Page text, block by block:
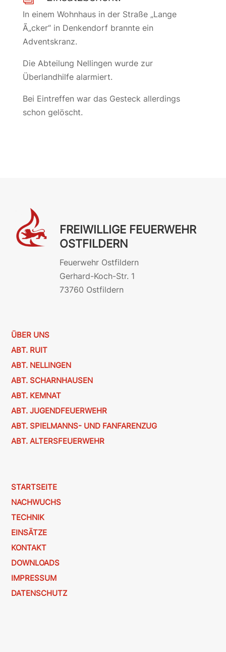
In einem Wohnhaus in der Straße „Lange
Ã„cker“ in Denkendorf brannte ein
Adventskranz.
Die Abteilung Nellingen wurde zur
Überlandhilfe alarmiert.
Bei Eintreffen war das Gesteck allerdings
schon gelöscht.
FREIWILLIGE FEUERWEHR
OSTFILDERN
Feuerwehr Ostfildern
Gerhard-Koch-Str. 1
73760 Ostfildern
ÜBER UNS
ABT. RUIT
ABT. NELLINGEN
ABT. SCHARNHAUSEN
ABT. KEMNAT
ABT. JUGENDFEUERWEHR
ABT. SPIELMANNS- UND FANFARENZUG
ABT. ALTERSFEUERWEHR
STARTSEITE
NACHWUCHS
TECHNIK
EINSÄTZE
KONTAKT
DOWNLOADS
IMPRESSUM
DATENSCHUTZ